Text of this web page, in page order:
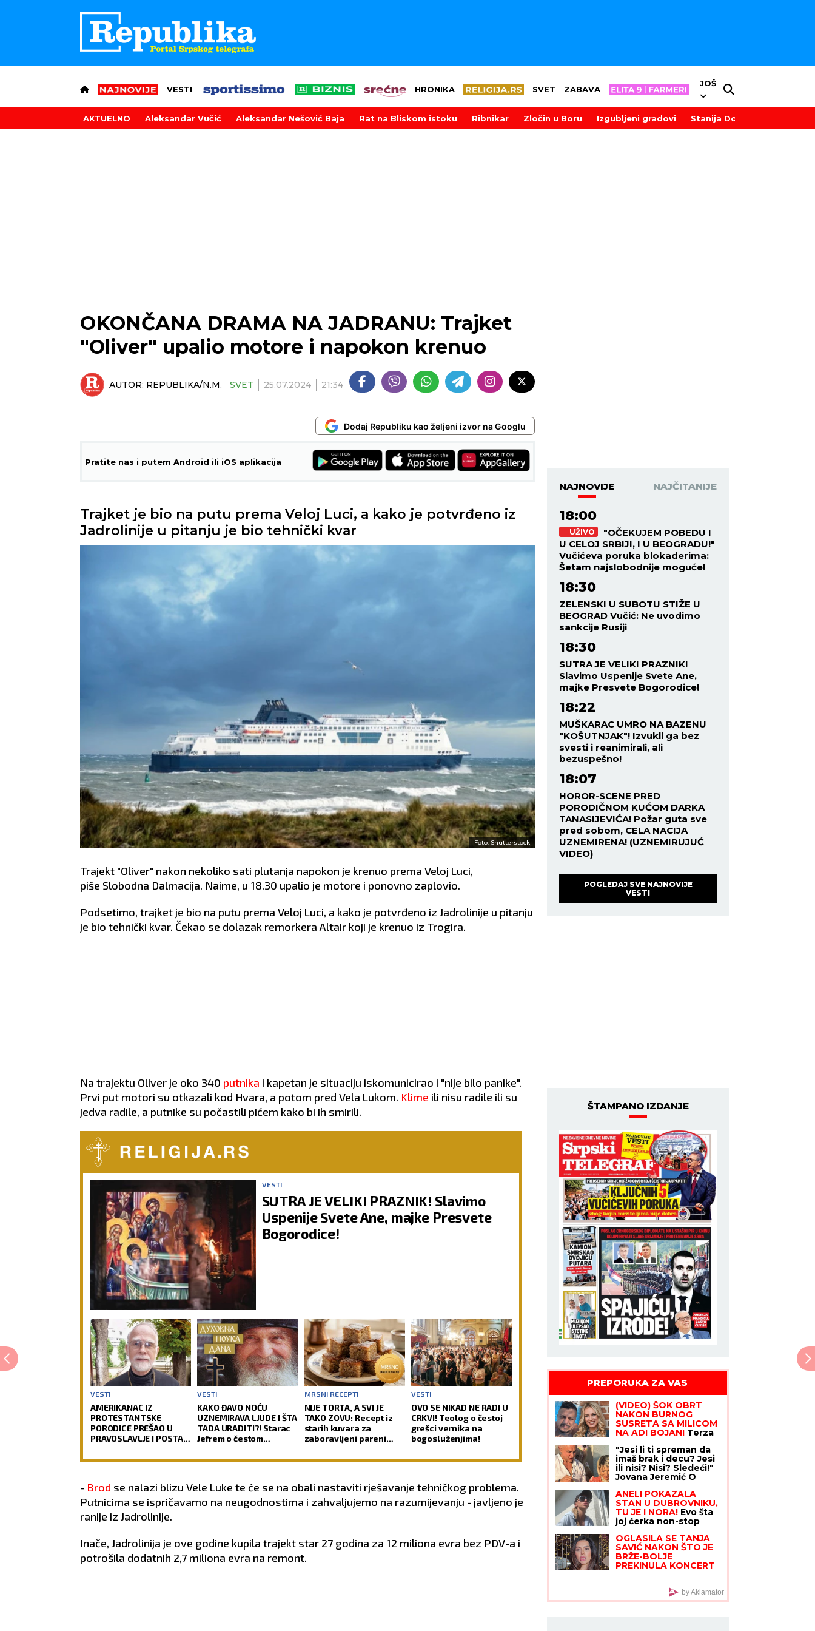
VESTI HRONIKA SVET ZABAVA
JOŠ
AKTUELNO Aleksandar Vučić Aleksandar Nešović Baja Rat na Bliskom istoku Ribnikar Zločin u Boru Izgubljeni gradovi Stanija Dobrojević
OKONČANA DRAMA NA JADRANU: Trajket
"Oliver" upalio motore i napokon krenuo
AUTOR: REPUBLIKA/N.M. SVET 25.07.2024 21:34
Dodaj Republiku kao željeni izvor na Googlu
Pratite nas i putem Android ili iOS aplikacija
Trajket je bio na putu prema Veloj Luci, a kako je potvrđeno iz
Jadrolinije u pitanju je bio tehnički kvar
Foto: Shutterstock
Trajekt "Oliver" nakon nekoliko sati plutanja napokon je krenuo prema Veloj Luci,
piše Slobodna Dalmacija. Naime, u 18.30 upalio je motore i ponovno zaplovio.
Podsetimo, trajket je bio na putu prema Veloj Luci, a kako je potvrđeno iz Jadrolinije u pitanju
je bio tehnički kvar. Čekao se dolazak remorkera Altair koji je krenuo iz Trogira.
Na trajektu Oliver je oko 340 putnika i kapetan je situaciju iskomunicirao i "nije bilo panike".
Prvi put motori su otkazali kod Hvara, a potom pred Vela Lukom. Klime ili nisu radile ili su
jedva radile, a putnike su počastili pićem kako bi ih smirili.
VESTI
SUTRA JE VELIKI PRAZNIK! Slavimo
Uspenije Svete Ane, majke Presvete
Bogorodice!
VESTI
AMERIKANAC IZ
PROTESTANTSKE
PORODICE PREŠAO U
PRAVOSLAVLJE I POSTAO
najuglednijih teologa
preobraćenja
VESTI
KAKO ĐAVO NOĆU
UZNEMIRAVA LJUDE I ŠTA
TADA URADITI?! Starac
Jefrem o čestom
im uteruje strah u kosti
MRSNI RECEPTI
NIJE TORTA, A SVI JE
TAKO ZOVU: Recept iz
starih kuvara za
zaboravljeni pareni
šerbetom
VESTI
OVO SE NIKAD NE RADI U
CRKVI! Teolog o čestoj
grešci vernika na
bogosluženjima!
- Brod se nalazi blizu Vele Luke te će se na obali nastaviti rješavanje tehničkog problema.
Putnicima se ispričavamo na neugodnostima i zahvaljujemo na razumijevanju - javljeno je
ranije iz Jadrolinije.
Inače, Jadrolinija je ove godine kupila trajekt star 27 godina za 12 miliona evra bez PDV-a i
potrošila dodatnih 2,7 miliona evra na remont.
NAJNOVIJE NAJČITANIJE
18:00
UŽIVO
"OČEKUJEM POBEDU I
U CELOJ SRBIJI, I U BEOGRADU!"
Vučićeva poruka blokaderima:
Šetam najslobodnije moguće!
18:30
ZELENSKI U SUBOTU STIŽE U
BEOGRAD Vučić: Ne uvodimo
sankcije Rusiji
18:30
SUTRA JE VELIKI PRAZNIK!
Slavimo Uspenije Svete Ane,
majke Presvete Bogorodice!
18:22
MUŠKARAC UMRO NA BAZENU
"KOŠUTNJAK"! Izvukli ga bez
svesti i reanimirali, ali
bezuspešno!
18:07
HOROR-SCENE PRED
PORODIČNOM KUĆOM DARKA
TANASIJEVIĆA! Požar guta sve
pred sobom, CELA NACIJA
UZNEMIRENA! (UZNEMIRUJUĆ
VIDEO)
POGLEDAJ SVE NAJNOVIJE
VESTI
ŠTAMPANO IZDANJE
PREPORUKA ZA VAS
Žena Mikija Đuričića se bavi
OZBILJNIM POSLOM Angelina radi
na dva mesta i ne eksponira se
javno: "Jako je sposobna"
(VIDEO) ŠOK OBRT
NAKON BURNOG
SUSRETA SA MILICOM
NA ADI BOJANITerza
puta pričali, a onda ga
pozvala: "Upisaću se
kao otac"
imaš brak i decu? Jesi
ili nisi? Nisi? Sledeći!"